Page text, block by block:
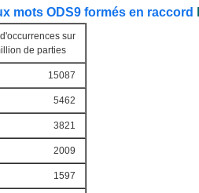
mots ODS9 formés en raccord
sur
de parties
15087
5462
3821
2009
1597